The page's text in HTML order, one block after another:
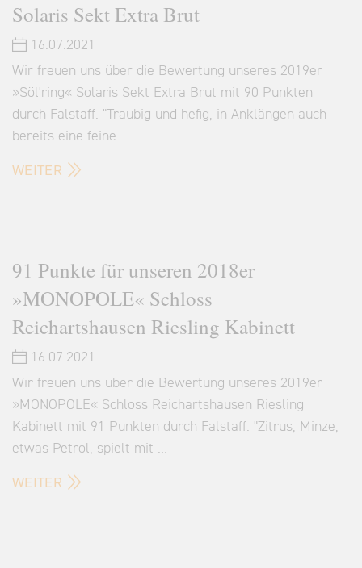
Solaris Sekt Extra Brut
16.07.2021
Wir freuen uns über die Bewertung unseres 2019er
»Söl'ring« Solaris Sekt Extra Brut mit 90 Punkten
durch Falstaff. "Traubig und hefig, in Anklängen auch
bereits eine feine …
WEITER
91 Punkte für unseren 2018er
»MONOPOLE« Schloss
Reichartshausen Riesling Kabinett
16.07.2021
Wir freuen uns über die Bewertung unseres 2019er
»MONOPOLE« Schloss Reichartshausen Riesling
Kabinett mit 91 Punkten durch Falstaff. "Zitrus, Minze,
etwas Petrol, spielt mit …
WEITER